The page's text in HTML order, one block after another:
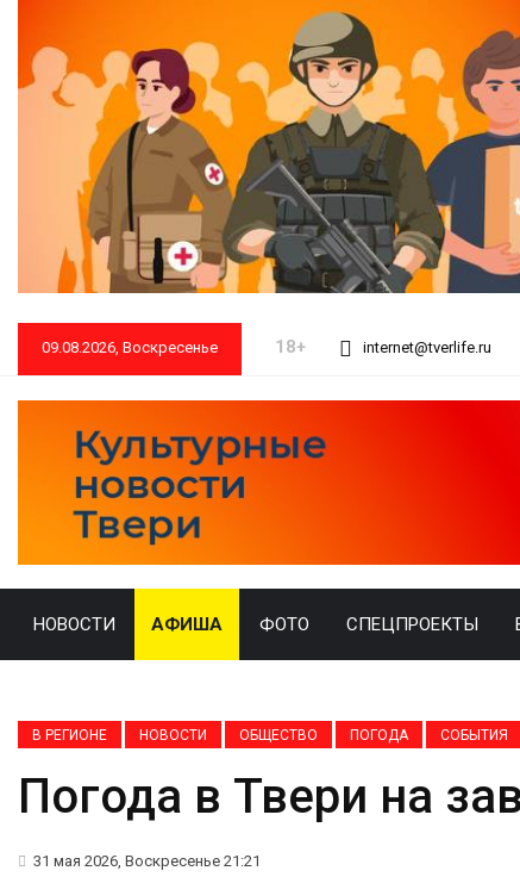
09.08.2026, Воскресенье 18+ internet@tverlife.ru
НОВОСТИ АФИША ФОТО СПЕЦПРОЕКТЫ
В РЕГИОНЕ НОВОСТИ ОБЩЕСТВО ПОГОДА СОБЫТИЯ
Погода в Твери на
31 мая 2026, Воскресенье 21:21